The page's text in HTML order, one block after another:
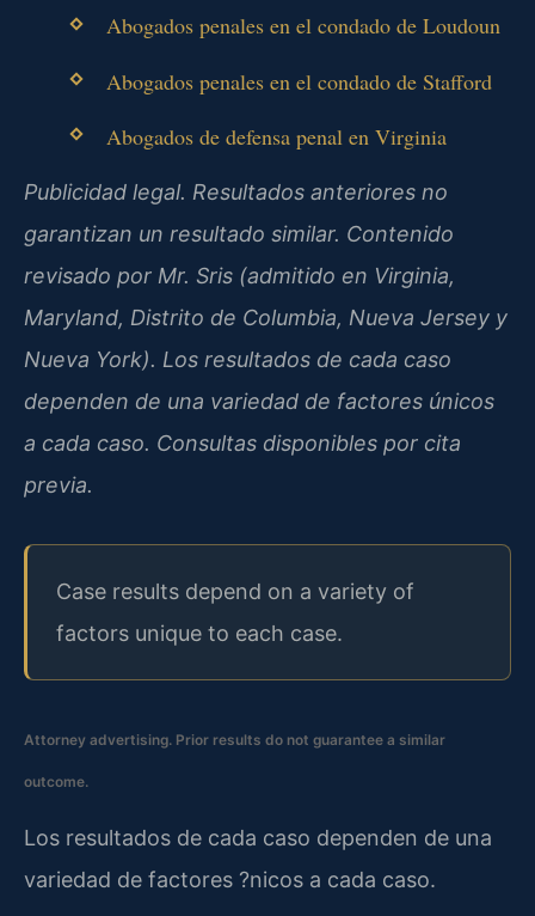
Abogados penales en el condado de Loudoun
Abogados penales en el condado de Stafford
Abogados de defensa penal en Virginia
Publicidad legal. Resultados anteriores no
garantizan un resultado similar. Contenido
revisado por Mr. Sris (admitido en Virginia,
Maryland, Distrito de Columbia, Nueva Jersey y
Nueva York). Los resultados de cada caso
dependen de una variedad de factores únicos
a cada caso. Consultas disponibles por cita
previa.
Case results depend on a variety of
factors unique to each case.
Attorney advertising. Prior results do not guarantee a similar
outcome.
Los resultados de cada caso dependen de una
variedad de factores ?nicos a cada caso.